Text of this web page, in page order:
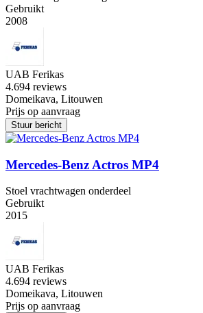
Gebruikt
2008
UAB Ferikas
4.694 reviews
Domeikava, Litouwen
Prijs op aanvraag
Stuur bericht
Mercedes-Benz Actros MP4
Stoel vrachtwagen onderdeel
Gebruikt
2015
UAB Ferikas
4.694 reviews
Domeikava, Litouwen
Prijs op aanvraag